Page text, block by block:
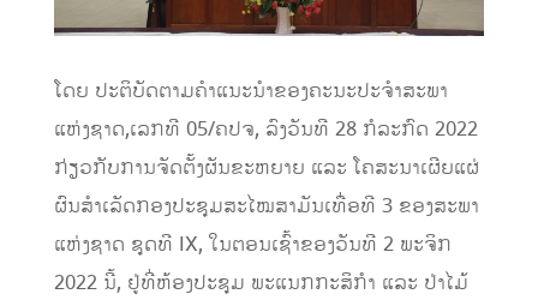
ໂດຍ ປະຕິບັດຕາມຄຳແນະນຳຂອງຄະນະປະຈຳສະພາ
ແຫ່ງຊາດ,ເລກທີ 05/ຄປຈ, ລົງວັນທີ 28ກໍລະກົດ 2022
ກ່ຽວກັບການຈັດຕັ້ງຜັນຂະຫຍາຍ ແລະ ໂຄສະນາເຜີຍແຜ່
ຜົນສຳເລັດກອງປະຊຸມສະໄໝສາມັນເທື່ອທີ 3ຂອງສະພາ
ແຫ່ງຊາດ ຊຸດທີ IX, ໃນຕອນເຊົ້າຂອງວັນທີ 2ພະຈິກ
2022ນີ້, ຢູ່ທີ່ຫ້ອງປະຊຸມ ພະແນກກະສິກໍາ ແລະ ປ່າໄມ້